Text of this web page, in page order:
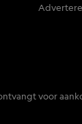
voor